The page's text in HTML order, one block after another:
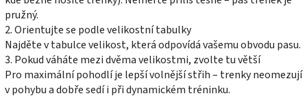
pružný.
2. Orientujte se podle velikostní tabulky
Najděte v tabulce velikost, která odpovídá vašemu obvodu pasu.
3. Pokud váháte mezi dvěma velikostmi, zvolte tu větší
Pro maximální pohodlí je lepší volnější střih – trenky neomezují
v pohybu a dobře sedí i při dynamickém tréninku.